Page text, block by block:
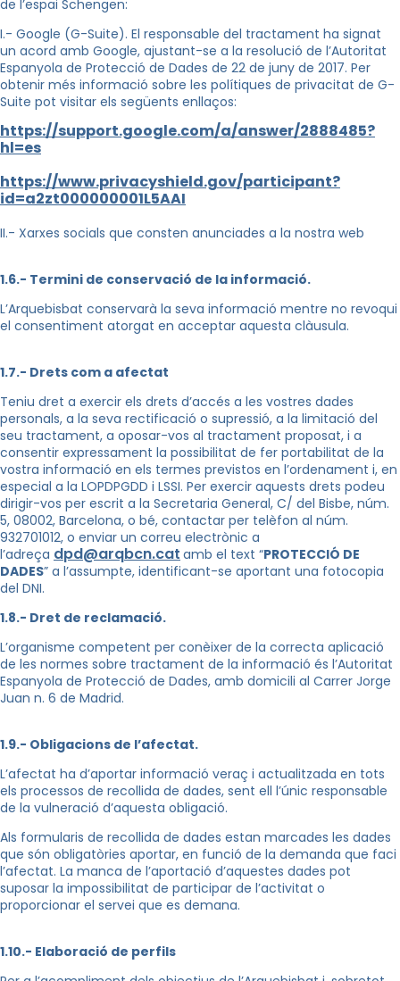
de l’espai Schengen:
I.- Google (G-Suite). El responsable del tractament ha signat
un acord amb Google, ajustant-se a la resolució de l’Autoritat
Espanyola de Protecció de Dades de 22 de juny de 2017. Per
obtenir més informació sobre les polítiques de privacitat de G-
Suite pot visitar els següents enllaços:
https://support.google.com/a/answer/2888485?
hl=es
https://www.privacyshield.gov/participant?
id=a2zt000000001L5AAI
II.- Xarxes socials que consten anunciades a la nostra web
1.6.- Termini de conservació de la informació.
L’Arquebisbat conservarà la seva informació mentre no revoqui
el consentiment atorgat en acceptar aquesta clàusula.
1.7.- Drets com a afectat
Teniu dret a exercir els drets d’accés a les vostres dades
personals, a la seva rectificació o supressió, a la limitació del
seu tractament, a oposar-vos al tractament proposat, i a
consentir expressament la possibilitat de fer portabilitat de la
vostra informació en els termes previstos en l’ordenament i, en
especial a la LOPDPGDD i LSSI. Per exercir aquests drets podeu
dirigir-vos per escrit a la Secretaria General, C/ del Bisbe, núm.
5, 08002, Barcelona, o bé, contactar per telèfon al núm.
932701012, o enviar un correu electrònic a
l’adreça dpd@arqbcn.cat amb el text “PROTECCIÓ DE
DADES” a l’assumpte, identificant-se aportant una fotocopia
del DNI.
1.8.- Dret de reclamació.
L’organisme competent per conèixer de la correcta aplicació
de les normes sobre tractament de la informació és l’Autoritat
Espanyola de Protecció de Dades, amb domicili al Carrer Jorge
Juan n. 6 de Madrid.
1.9.- Obligacions de l’afectat.
L’afectat ha d’aportar informació veraç i actualitzada en tots
els processos de recollida de dades, sent ell l’únic responsable
de la vulneració d’aquesta obligació.
Als formularis de recollida de dades estan marcades les dades
que són obligatòries aportar, en funció de la demanda que faci
l’afectat. La manca de l’aportació d’aquestes dades pot
suposar la impossibilitat de participar de l’activitat o
proporcionar el servei que es demana.
1.10.- Elaboració de perfils